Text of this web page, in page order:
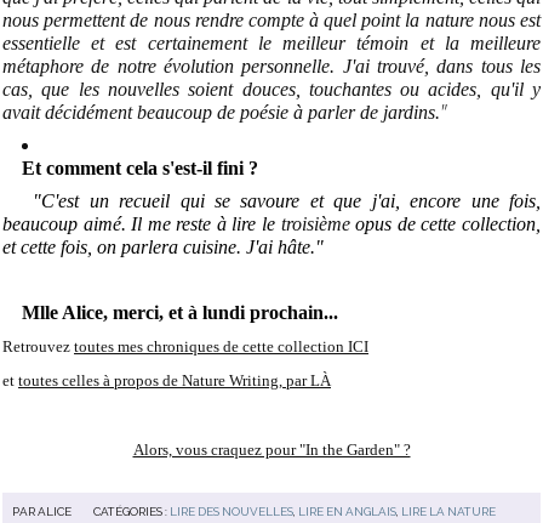
nous permettent de nous rendre compte à quel point la nature nous est
essentielle et est certainement le meilleur témoin et la meilleure
métaphore de notre évolution personnelle. J'ai trouvé, dans tous les
cas, que les nouvelles soient douces, touchantes ou acides, qu'il y
avait décidément beaucoup de poésie à parler de jardins."
Et comment cela s'est-il fini ?
"C'est un recueil qui se savoure et que j'ai, encore une fois,
beaucoup aimé. Il me reste à lire le troisièmeopus de cette collection,
et cette fois, on parlera cuisine. J'ai hâte."
Mlle Alice, merci, et à lundi prochain...
Retrouvez toutes mes chroniques de cette collection ICI
et toutes celles à propos de Nature Writing, par LÀ
Alors, vous craquez pour "In the Garden" ?
PARALICE CATÉGORIES : LIRE DES NOUVELLES, LIRE EN ANGLAIS, LIRE LA NATURE